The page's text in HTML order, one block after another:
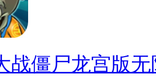
战僵尸龙宫版